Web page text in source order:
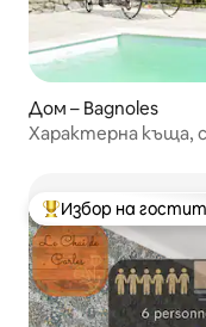
Дом – Bagnoles
Характерна къща,
Най-популярен
Избор на